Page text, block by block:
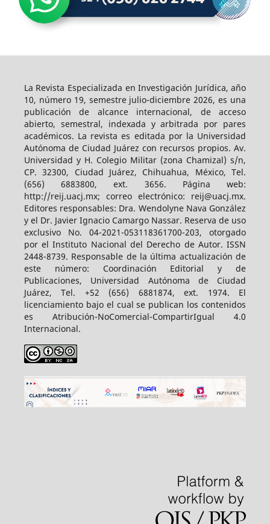
La Revista Especializada en Investigación Jurídica, año
10, número 19, semestre julio-diciembre 2026, es una
publicación de alcance internacional, de acceso
abierto, semestral, indexada y arbitrada por pares
académicos. La revista es editada por la Universidad
Autónoma de Ciudad Juárez con recursos propios. Av.
Universidad y H. Colegio Militar (zona Chamizal) s/n,
CP. 32300, Ciudad Juárez, Chihuahua, México, Tel.
(656) 6883800, ext. 3656. Página web:
http://reij.uacj.mx; correo electrónico: reij@uacj.mx.
Editores responsables: Dra. Wendolyne Nava González
y el Dr. Javier Ignacio Camargo Nassar. Reserva de uso
exclusivo No. 04-2021-053118361700-203, otorgado
por el Instituto Nacional del Derecho de Autor. ISSN
2448-8739. Responsable de la última actualización de
este número: Coordinación Editorial y de
Publicaciones, Universidad Autónoma de Ciudad
Juárez, Tel. +52 (656) 6881874, ext. 1974. El
licenciamiento bajo el cual se publican los contenidos
es Atribución-NoComercial-CompartirIgual 4.0
Internacional.